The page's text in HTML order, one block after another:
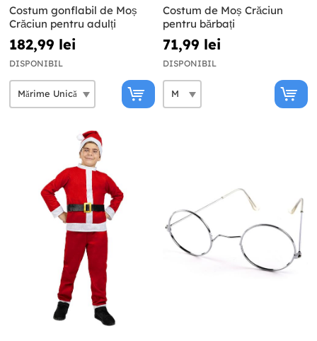
Costum gonflabil de Moș
Crăciun pentru adulți
182,99 lei
DISPONIBIL
Costum de Moș Crăciun
pentru bărbați
71,99 lei
DISPONIBIL